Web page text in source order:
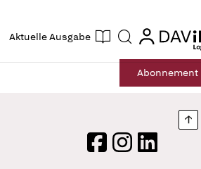
Aktuelle Ausgabe Suche login
login
Abonnement
FacebookInstagram
LinkedIn